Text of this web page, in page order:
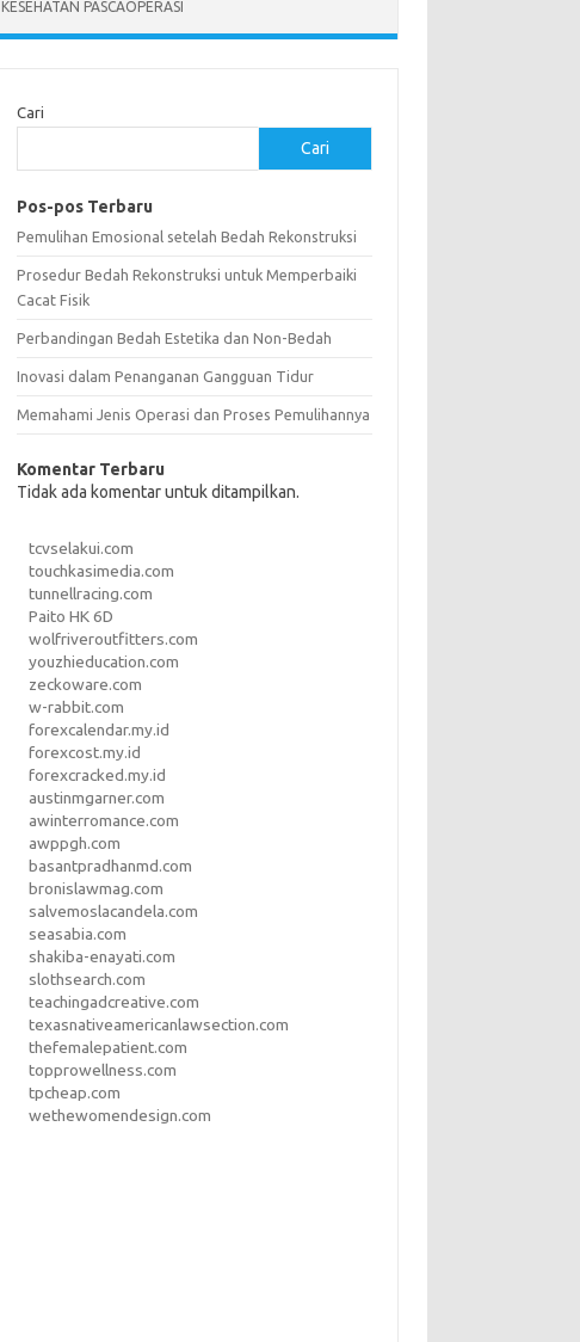
KESEHATAN PASCAOPERASI
Cari
Cari
Pos-pos Terbaru
Pemulihan Emosional setelah Bedah Rekonstruksi
Prosedur Bedah Rekonstruksi untuk Memperbaiki
Cacat Fisik
Perbandingan Bedah Estetika dan Non-Bedah
Inovasi dalam Penanganan Gangguan Tidur
Memahami Jenis Operasi dan Proses Pemulihannya
Komentar Terbaru
Tidak ada komentar untuk ditampilkan.
tcvselakui.com
touchkasimedia.com
tunnellracing.com
Paito HK 6D
wolfriveroutfitters.com
youzhieducation.com
zeckoware.com
w-rabbit.com
forexcalendar.my.id
forexcost.my.id
forexcracked.my.id
austinmgarner.com
awinterromance.com
awppgh.com
basantpradhanmd.com
bronislawmag.com
salvemoslacandela.com
seasabia.com
shakiba-enayati.com
slothsearch.com
teachingadcreative.com
texasnativeamericanlawsection.com
thefemalepatient.com
topprowellness.com
tpcheap.com
wethewomendesign.com